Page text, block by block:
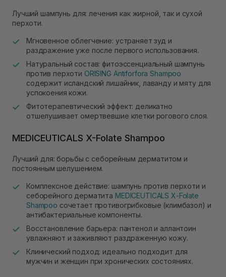
Лучший шампунь для: лечения как жирной, так и сухой
перхоти.
Мгновенное облегчение: устраняет зуд и
раздражение уже после первого использования.
Натуральный состав: фитоэссенциальный шампунь
против перхоти ORISING Antiforfora Shampoo
содержит исландский лишайник, лаванду и мяту для
успокоения кожи.
Фитотерапевтический эффект: деликатно
отшелушивает омертвевшие клетки рогового слоя.
MEDICEUTICALS X-Folate Shampoo
Лучший для: борьбы с себорейным дерматитом и
постоянным шелушением.
Комплексное действие: шампунь против перхоти и
себорейного дерматита MEDICEUTICALS X-Folate
Shampoo сочетает противогрибковые (климбазол) и
антибактериальные компоненты.
Восстановление барьера: пантенол и аллантоин
увлажняют и заживляют раздраженную кожу.
Клинический подход: идеально подходит для
мужчин и женщин при хронических состояниях.